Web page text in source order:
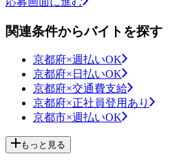
関連条件からバイトを探す
京都府×週払いOK
京都府×日払いOK
京都府×交通費支給
京都府×正社員登用あり
京都市×週払いOK
もっと見る